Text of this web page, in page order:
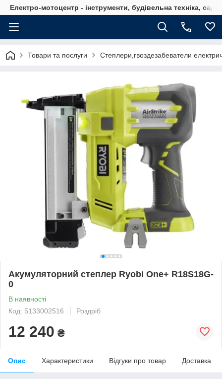
Електро-мотоцентр - інструменти, будівельна техніка,
Товари та послуги Степлери,гвоздезабеватели
Акумуляторний степлер Ryobi One+ R18S18G-
0
В наявності
Код: 5133002516
Роздріб
12 240 ₴
Опис Характеристики Відгуки про товар Доставка